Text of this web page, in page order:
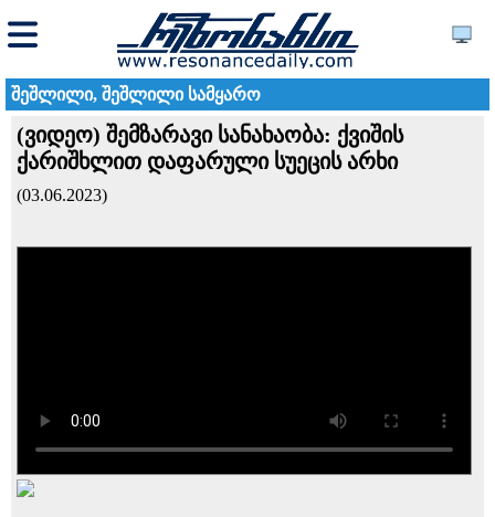
შეშლილი, შეშლილი სამყარო
(ვიდეო) შემზარავი სანახაობა: ქვიშის
ქარიშხლით დაფარული სუეცის არხი
(03.06.2023)